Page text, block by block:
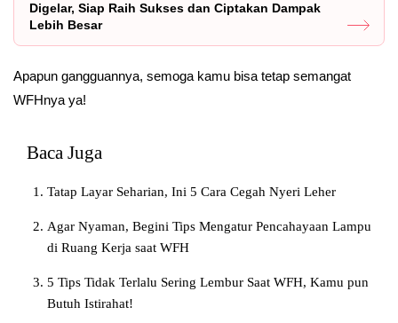
Digelar, Siap Raih Sukses dan Ciptakan Dampak
Lebih Besar
Apapun gangguannya, semoga kamu bisa tetap semangat
WFHnya ya!
Baca Juga
Tatap Layar Seharian, Ini 5 Cara Cegah Nyeri Leher
Agar Nyaman, Begini Tips Mengatur Pencahayaan Lampu
di Ruang Kerja saat WFH
5 Tips Tidak Terlalu Sering Lembur Saat WFH, Kamu pun
Butuh Istirahat!